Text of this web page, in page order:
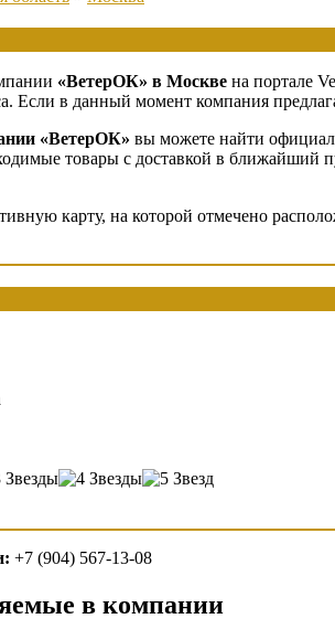
«ВетерОК» в Москве на портале
Если в данный момент компания
«ВетерОК» вы можете найти
товары с доставкой в
карту, на которой отмечено
+7 (904) 567-13-08
в компании